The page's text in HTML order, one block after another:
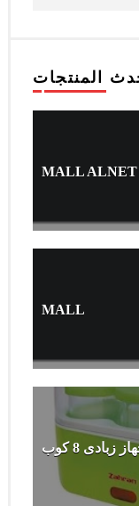
المنتجات
MALL ALNET
MALL